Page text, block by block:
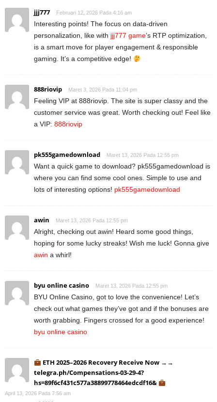
jjj777 Februari 12, 2026 Pada 4:16 am
Interesting points! The focus on data-driven
personalization, like with jjj777 game’s RTP optimization,
is a smart move for player engagement & responsible
gaming. It’s a competitive edge!
888riovip Maret 3, 2026 Pada 11:04 pm
Feeling VIP at 888riovip. The site is super classy and the
customer service was great. Worth checking out! Feel like
a VIP: 888riovip
pk555gamedownload Maret 13, 2026 Pada 12:55 pm
Want a quick game to download? pk555gamedownload is
where you can find some cool ones. Simple to use and
lots of interesting options! pk555gamedownload
awin Maret 13, 2026 Pada 12:55 pm
Alright, checking out awin! Heard some good things,
hoping for some lucky streaks! Wish me luck! Gonna give
awin a whirl!
byu online casino Maret 13, 2026 Pada 12:55 pm
BYU Online Casino, got to love the convenience! Let’s
check out what games they’ve got and if the bonuses are
worth grabbing. Fingers crossed for a good experience!
byu online casino
ETH 2025–2026 Recovery Receive Now →→
telegra.ph/Compensations-03-29-4?
hs=89f6cf431c577a38899778464edcdf16&
April 13, 2026 Pada 7:56 am